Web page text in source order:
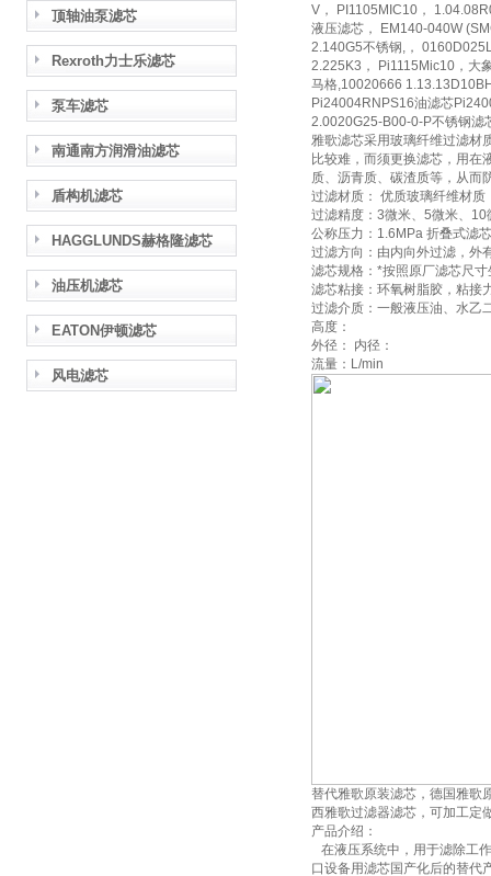
顶轴油泵滤芯
Rexroth力士乐滤芯
泵车滤芯
南通南方润滑油滤芯
盾构机滤芯
HAGGLUNDS赫格隆滤芯
油压机滤芯
EATON伊顿滤芯
风电滤芯
V， PI1105MIC10，
液压滤芯， EM140-040W
2.140G5不锈钢,，
2.225K3， Pi1115Mic10，大
马格,10020666
Pi24004RNPS16油滤芯
2.0020G25-B00-0-P不锈钢滤
雅歌滤芯采用玻璃纤维过滤材
比较难，而须更换滤芯，用在
质、沥青质、碳渣质等，从而
过滤材质： 优质玻璃纤维材质
过滤精度：3微米、5微米、
公称压力：1.6MPa 折叠式滤芯
过滤方向：由内向外过滤，外
滤芯规格：*按照原厂滤芯尺
滤芯粘接：环氧树脂胶，粘接
过滤介质：一般液压油、水乙
高度：
外径： 内径：
流量：L/min
替代雅歌原装滤芯，德国雅歌
西雅歌过滤器滤芯，可加工定
产品介绍：
在液压系统中，用于滤除工
口设备用滤芯国产化后的替代